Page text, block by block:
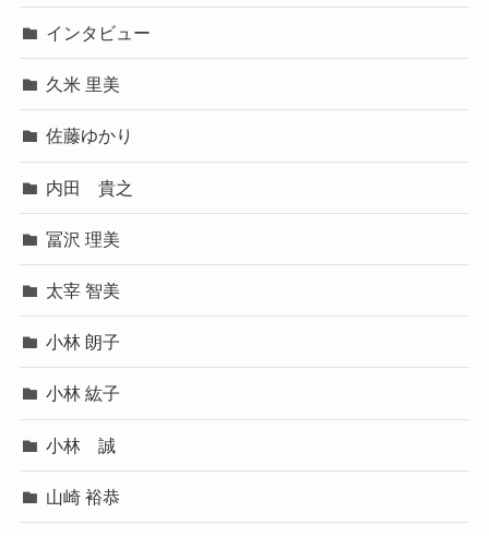
インタビュー
久米 里美
佐藤ゆかり
内田 貴之
冨沢 理美
太宰 智美
小林 朗子
小林 紘子
小林 誠
山崎 裕恭